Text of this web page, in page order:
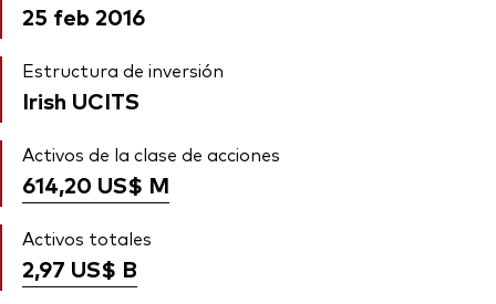
25 feb 2016
Estructura de inversión
Irish UCITS
Activos de la clase de acciones
614,20 US$ M
Activos totales
2,97 US$ B